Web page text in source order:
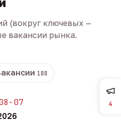
(вокруг ключевых —
вакансии рынка.
188
07 4